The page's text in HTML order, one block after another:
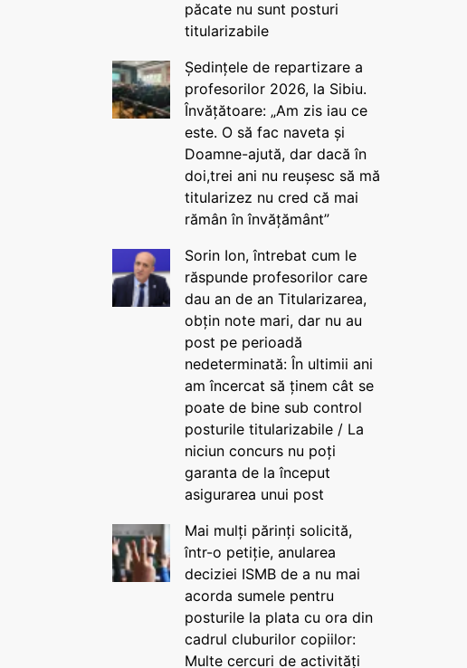
păcate nu sunt posturi
titularizabile
Ședințele de repartizare a
profesorilor 2026, la Sibiu.
Învățătoare: „Am zis iau ce
este. O să fac naveta și
Doamne-ajută, dar dacă în
doi,trei ani nu reușesc să mă
titularizez nu cred că mai
rămân în învățământ”
Sorin Ion, întrebat cum le
răspunde profesorilor care
dau an de an Titularizarea,
obțin note mari, dar nu au
post pe perioadă
nedeterminată: În ultimii ani
am încercat să ținem cât se
poate de bine sub control
posturile titularizabile / La
niciun concurs nu poți
garanta de la început
asigurarea unui post
Mai mulți părinți solicită,
într-o petiție, anularea
deciziei ISMB de a nu mai
acorda sumele pentru
posturile la plata cu ora din
cadrul cluburilor copiilor:
Multe cercuri de activități